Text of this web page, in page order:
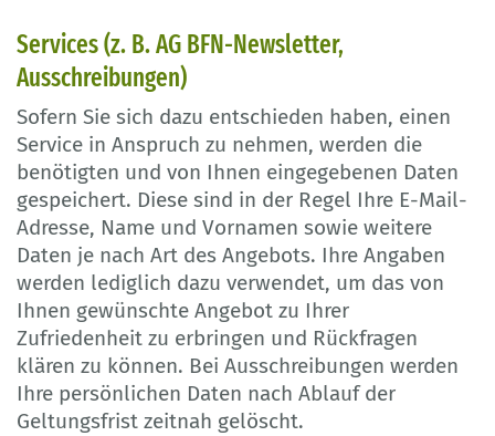
Services (z. B. AG BFN-Newsletter,
Ausschreibungen)
Sofern Sie sich dazu entschieden haben, einen
Service in Anspruch zu nehmen, werden die
benötigten und von Ihnen eingegebenen Daten
gespeichert. Diese sind in der Regel Ihre E-Mail-
Adresse, Name und Vornamen sowie weitere
Daten je nach Art des Angebots. Ihre Angaben
werden lediglich dazu verwendet, um das von
Ihnen gewünschte Angebot zu Ihrer
Zufriedenheit zu erbringen und Rückfragen
klären zu können. Bei Ausschreibungen werden
Ihre persönlichen Daten nach Ablauf der
Geltungsfrist zeitnah gelöscht.